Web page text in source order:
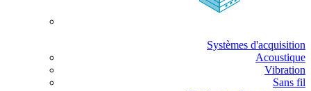
Systèmes d'acquisition
Acoustique
Vibration
Sans fil